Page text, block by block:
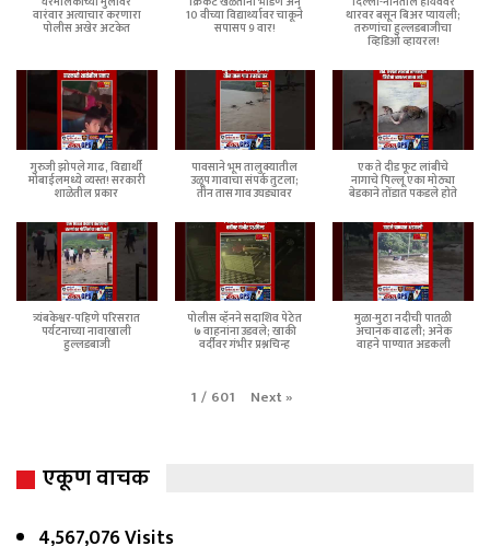
वारंवार अत्याचार करणारा
पोलीस अखेर अटकेत
10 वीच्या विद्यार्थ्यावर चाकूने
सपासप 9 वार!
थारवर बसून बिअर प्यायली;
तरुणांचा हुल्लडबाजीचा
व्हिडिओ व्हायरल!
गुरुजी झोपले गाढ, विद्यार्थी
मोबाईलमध्ये व्यस्त! सरकारी
शाळेतील प्रकार
पावसाने भूम तालुक्यातील
उळूप गावाचा संपर्क तुटला;
तीन तास गाव उघड्यावर
एक ते दीड फूट लांबीचे
नागाचे पिल्लू एका मोठ्या
बेडकाने तोंडात पकडले होते
त्र्यंबकेश्वर-पहिणे परिसरात
पर्यटनाच्या नावाखाली
हुल्लडबाजी
पोलीस व्हॅनने सदाशिव पेठेत
७ वाहनांना उडवले; खाकी
वर्दीवर गंभीर प्रश्नचिन्ह
मुळा-मुठा नदीची पातळी
अचानक वाढली; अनेक
वाहने पाण्यात अडकली
1 / 601 Next»
एकूण वाचक
4,567,076 Visits